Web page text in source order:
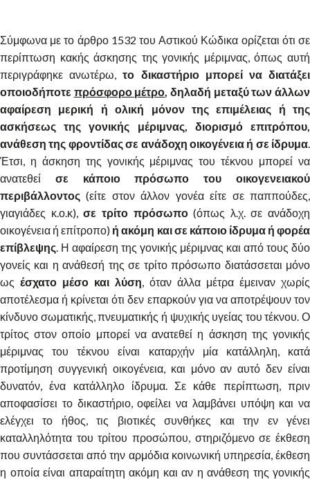
Σύμφωνα με το άρθρο 1532 του Αστικού Κώδικα ορίζεται ότι σε
περίπτωση κακής άσκησης της γονικής μέριμνας, όπως αυτή
περιγράφηκε ανωτέρω,το δικαστήριο μπορεί να διατάξει
οποιοδήποτε πρόσφορο μέτρο, δηλαδή μεταξύ των άλλων
αφαίρεση μερική ή ολική μόνον της επιμέλειας ή της
ασκήσεως της γονικής μέριμνας, διορισμό επιτρόπου,
ανάθεση της φροντίδας σε ανάδοχη οικογένεια ή σε ίδρυμα.
Έτσι, η άσκηση της γονικής μέριμνας του τέκνου μπορεί να
ανατεθεί σε κάποιο πρόσωπο του οικογενειακού
περιβάλλοντος (είτε στον άλλον γονέα είτε σε παππούδες,
γιαγιάδες κ.ο.κ),σε τρίτο πρόσωπο(όπως λ.χ. σε ανάδοχη
οικογένεια ή επίτροπο) ή ακόμη και σε κάποιο ίδρυμα ή φορέα
επίβλεψης. Η αφαίρεση της γονικής μέριμνας και από τους δύο
γονείς και η ανάθεσή της σε τρίτο πρόσωπο διατάσσεται μόνο
ως έσχατο μέσο και λύση, όταν άλλα μέτρα έμειναν χωρίς
αποτέλεσμα ή κρίνεται ότι δεν επαρκούν για να αποτρέψουν τον
κίνδυνο σωματικής, πνευματικής ή ψυχικής υγείας του τέκνου. Ο
τρίτος στον οποίο μπορεί να ανατεθεί η άσκηση της γονικής
μέριμνας του τέκνου είναι καταρχήν μία κατάλληλη, κατά
προτίμηση συγγενική οικογένεια, και μόνο αν αυτό δεν είναι
δυνατόν, ένα κατάλληλο ίδρυμα. Σε κάθε περίπτωση, πριν
αποφασίσει το δικαστήριο, οφείλει να λαμβάνει υπόψη και να
ελέγχει το ήθος, τις βιοτικές συνθήκες και την εν γένει
καταλληλότητα του τρίτου προσώπου, στηριζόμενο σε έκθεση
που συντάσσεται από την αρμόδια κοινωνική υπηρεσία, έκθεση
η οποία είναι απαραίτητη ακόμη και αν η ανάθεση της γονικής